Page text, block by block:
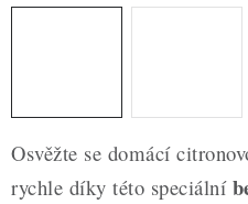
Hodnocení obchodu
Blog
Podmínky ochrany osobních
Osvěžte se domácí
rychle díky této speciální